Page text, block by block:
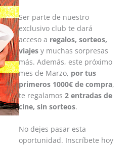
Ser parte de nuestro
exclusivo club te dará
acceso a regalos, sorteos,
viajes y muchas sorpresas
más. Además, este próximo
mes de Marzo, por tus
primeros 1000€ de compra,
te regalamos 2 entradas de
cine, sin sorteos.
No dejes pasar esta
oportunidad. Inscríbete hoy